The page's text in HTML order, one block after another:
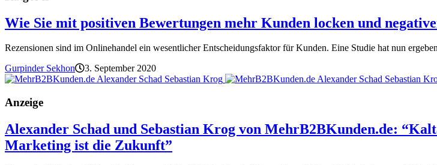
Wie Sie mit positiven Bewertungen mehr Kunden locken und
Rezensionen sind im Onlinehandel ein wesentlicher Entscheidungsfaktor für Kunden. Eine Studie hat nun
Gurpinder Sekhon
3. September 2020
Anzeige
Alexander Schad und Sebastian Krog von MehrB2BKunden.de:
Marketing ist die Zukunft”